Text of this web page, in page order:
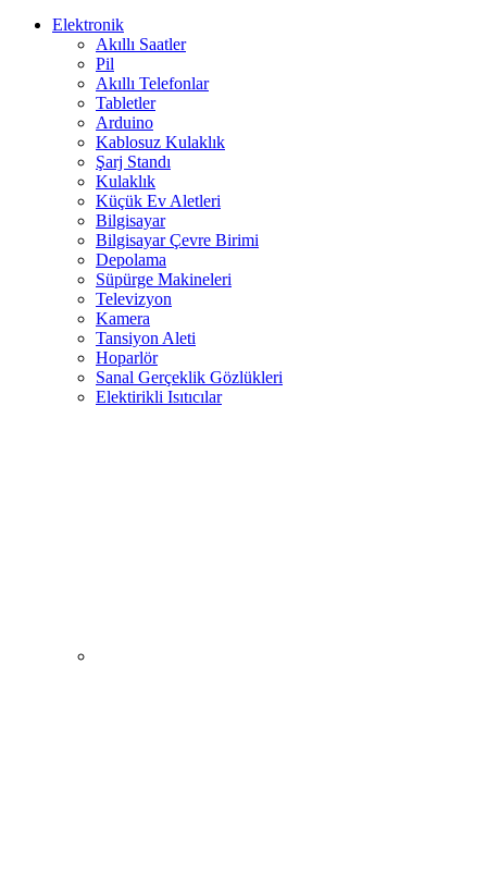
Elektronik
Akıllı Saatler
Pil
Akıllı Telefonlar
Tabletler
Arduino
Kablosuz Kulaklık
Şarj Standı
Kulaklık
Küçük Ev Aletleri
Bilgisayar
Bilgisayar Çevre Birimi
Depolama
Süpürge Makineleri
Televizyon
Kamera
Tansiyon Aleti
Hoparlör
Sanal Gerçeklik Gözlükleri
Elektirikli Isıtıcılar